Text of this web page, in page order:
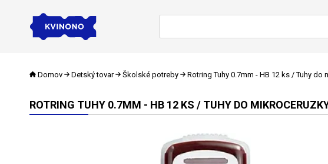
Domov Detský tovar Školské potreby Rotring Tuhy 0.7mm - HB 12 ks / Tuhy do
ROTRING TUHY 0.7MM - HB 12 KS / TUHY DO